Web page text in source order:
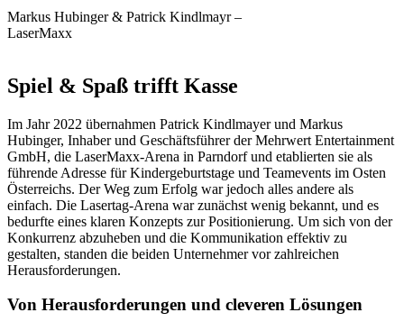
Markus Hubinger & Patrick Kindlmayr–
LaserMaxx
Spiel & Spaß trifft Kasse
Im Jahr 2022 übernahmen Patrick Kindlmayer und Markus
Hubinger, Inhaber und Geschäftsführer der Mehrwert Entertainment
GmbH, die LaserMaxx-Arena in Parndorf und etablierten sie als
führende Adresse für Kindergeburtstage und Teamevents im Osten
Österreichs. Der Weg zum Erfolg war jedoch alles andere als
einfach. Die Lasertag-Arena war zunächst wenig bekannt, und es
bedurfte eines klaren Konzepts zur Positionierung. Um sich von der
Konkurrenz abzuheben und die Kommunikation effektiv zu
gestalten, standen die beiden Unternehmer vor zahlreichen
Herausforderungen.
Von Herausforderungen und cleveren Lösungen